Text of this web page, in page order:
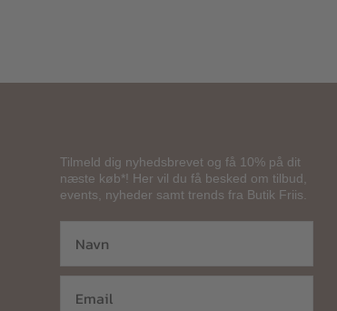
Tilmeld dig nyhedsbrevet og få 10% på dit
næste køb*! Her vil du få besked om tilbud,
events, nyheder samt trends fra Butik Friis.